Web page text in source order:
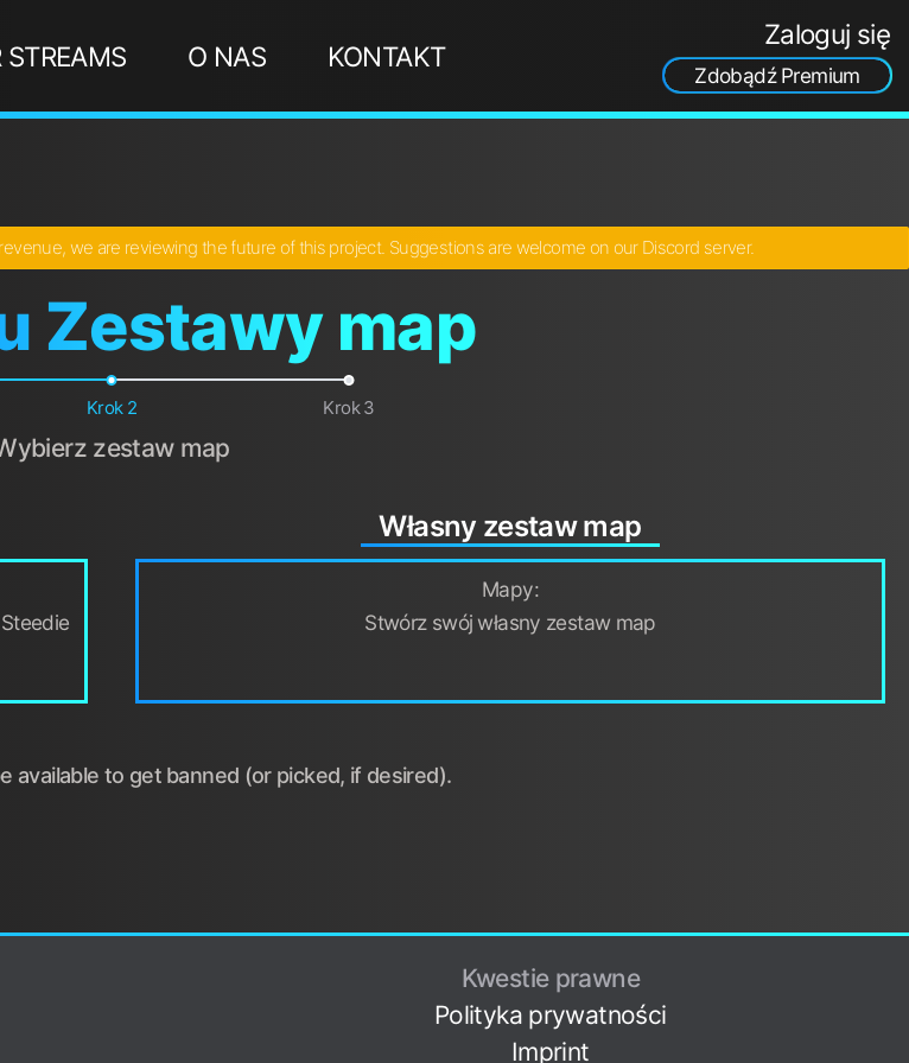
STREAMS O NAS KONTAKT
Zaloguj się
Zdobądź Premium
we are reviewing the future of this project. Suggestions are welcome on our Discord server.
Zestawy map
Krok 2 Krok 3
zestaw map
Własny zestaw map
Mapy:
Stwórz swój własny zestaw map
available to get banned (or picked, if desired).
Kwestie prawne
Polityka prywatności
Imprint